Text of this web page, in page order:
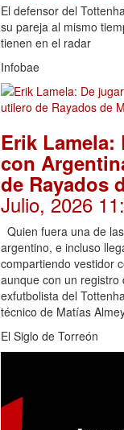
El defensor del
su pareja al mismo
tienen en el radar
Infobae
Erik Lamela:
con
de Rayados
Julio, 2026
Quien fuera una de
argentino, e incluso
compartiendo vestidor
aunque con un registro
exfutbolista del
técnico de Matías
El Siglo de Torreón